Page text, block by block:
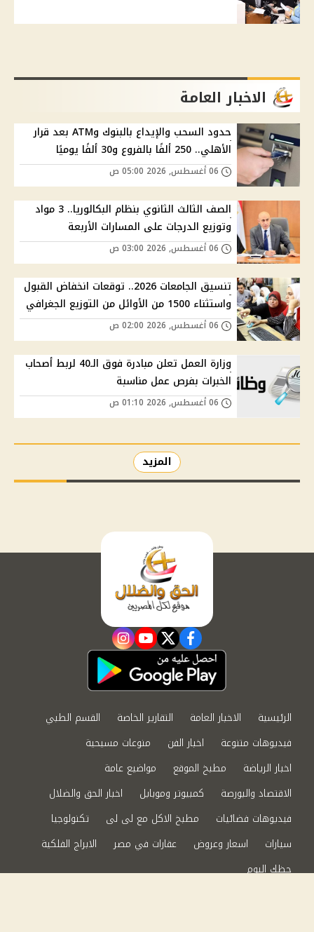
الاخبار العامة
حدود السحب والإيداع بالبنوك وATM بعد قرار
الأهلي.. 250 ألفًا بالفروع و30 ألفًا يوميًا
الصف الثالث الثانوي بنظام البكالوريا.. 3 مواد
وتوزيع الدرجات على المسارات الأربعة
تنسيق الجامعات 2026.. توقعات انخفاض القبول
واستثناء 1500 من الأوائل من التوزيع الجغرافي
وزارة العمل تعلن مبادرة فوق الـ40 لربط أصحاب
الخبرات بفرص عمل مناسبة
المزيد
facebook
twitter
youtube
instagram
الرئيسية الاخبار العامة التقارير الخاصة
القسم الطبي
فيديوهات متنوعة
اخبار الفن
منوعات مسيحية
اخبار الرياضة
مطبخ الموقع
مواضيع عامة
الاقتصاد والبورصة
كمبيوتر وموبايل
اخبار الحق والضلال
فيديوهات فضائيات
مطبخ الاكل مع لى لى
تكنولوجيا
سيارات
اسعار وعروض عقارات في مصر
الابراج الفلكية
حظك اليوم